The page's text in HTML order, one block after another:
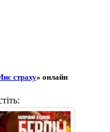
страху» онлайн